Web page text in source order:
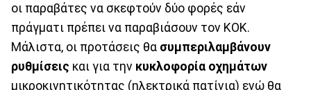
οι παραβάτες να σκεφτούν δύο φορές εάν
πράγματι πρέπει να παραβιάσουν τον ΚΟΚ.
Μάλιστα, οι προτάσεις θα συμπεριλαμβάνουν
ρυθμίσεις και για την κυκλοφορία οχημάτων
μικροκινητικότητας (ηλεκτρικά πατίνια) ενώ θα